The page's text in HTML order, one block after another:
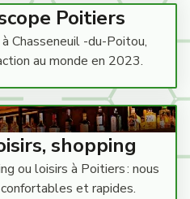
Poitiers
Chasseneuil -du-Poitou,
au monde en 2023.
shopping
ou loisirs à Poitiers : nous
et rapides.